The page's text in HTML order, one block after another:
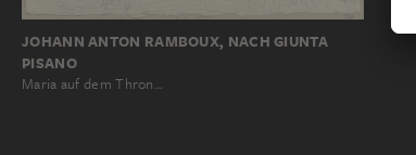
JOHANN ANTON RAMBOUX, NACH GIUNTA
PISANO
Maria auf dem Thron…